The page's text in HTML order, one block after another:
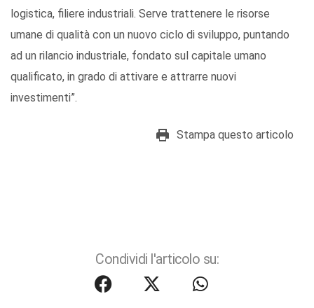
logistica, filiere industriali. Serve trattenere le risorse
umane di qualità con un nuovo ciclo di sviluppo, puntando
ad un rilancio industriale, fondato sul capitale umano
qualificato, in grado di attivare e attrarre nuovi
investimenti”.
Stampa questo articolo
Condividi l'articolo su: